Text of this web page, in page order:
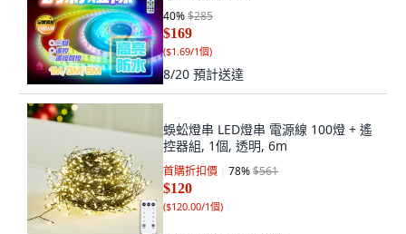
40%$285
$169
($1.69/1個)
8/20 預計送達
蜈蚣燈串 LED燈串 電源線 100燈 + 遙
控器組, 1個, 透明, 6m
首購折扣價 78%$561
$120
($120.00/1個)